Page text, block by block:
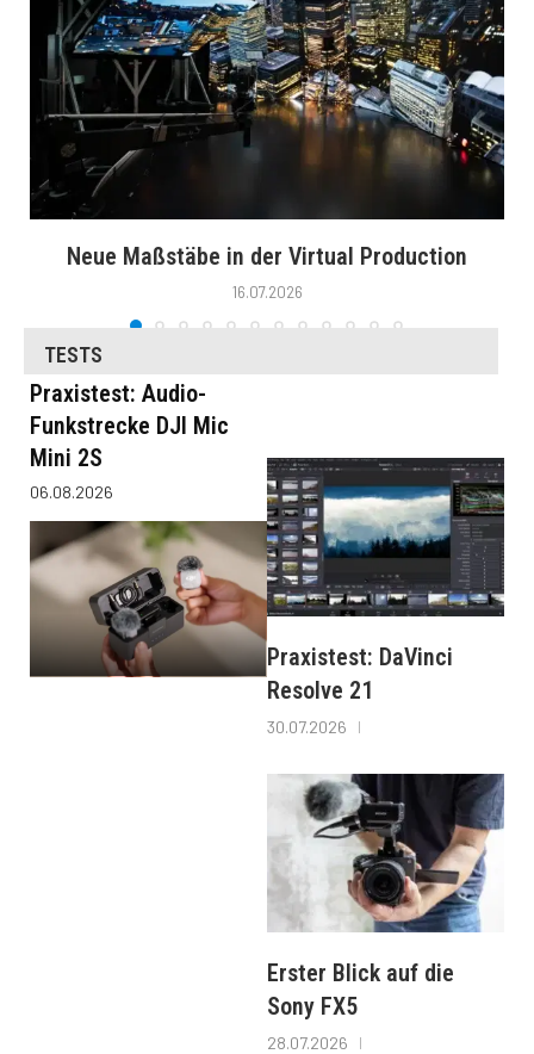
Neue Maßstäbe in der Virtual Production
16.07.2026
TESTS
Praxistest: Audio-
Funkstrecke DJI Mic
Mini 2S
06.08.2026
Praxistest: DaVinci
Resolve 21
30.07.2026
Erster Blick auf die
Sony FX5
28.07.2026